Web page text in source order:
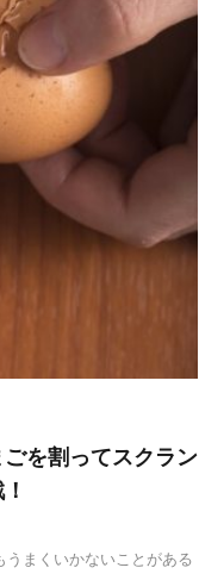
ごを割ってスクラン
まくいかないことがある